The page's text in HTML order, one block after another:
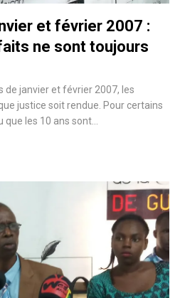
et février 2007 :
ne sont toujours
de janvier et février 2007, les
justice soit rendue. Pour certains
que les 10 ans sont…